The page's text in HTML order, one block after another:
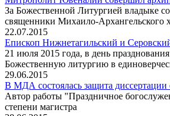
За Божественной Литургией владыке
священники Михаило-Архангельского
22.07.2015
Епископ Нижнетагильский и
21 июля 2015 года, в день
Божественную литургию в
29.06.2015
В МДА состоялась защита
Автор работы "Праздничное
степени магистра